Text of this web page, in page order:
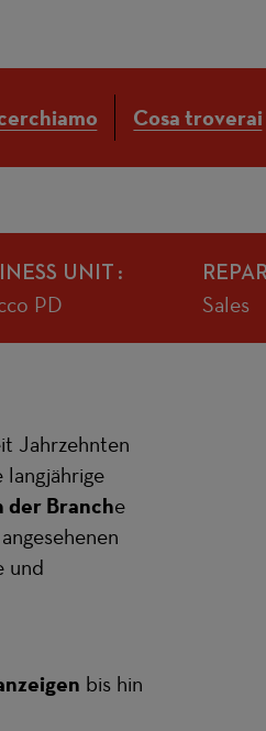
Cosa troverai
UNIT
PD Sales
Jahrzehnten
langjährige
Branche
und
bis hin